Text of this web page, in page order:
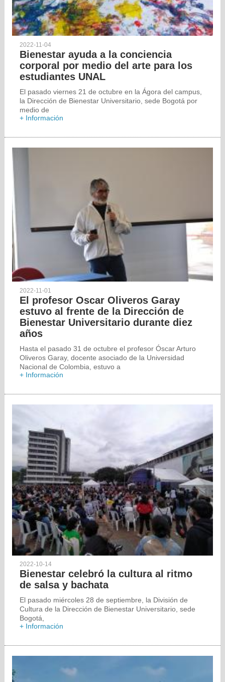
2022-11-04
Bienestar ayuda a la conciencia
corporal por medio del arte para los
estudiantes UNAL
El pasado viernes 21 de octubre en la Ágora del campus,
la Dirección de Bienestar Universitario, sede Bogotá por
medio de
+ Información
2022-11-01
El profesor Oscar Oliveros Garay
estuvo al frente de la Dirección de
Bienestar Universitario durante diez
años
Hasta el pasado 31 de octubre el profesor Óscar Arturo
Oliveros Garay, docente asociado de la Universidad
Nacional de Colombia, estuvo a
+ Información
2022-10-14
Bienestar celebró la cultura al ritmo
de salsa y bachata
El pasado miércoles 28 de septiembre, la División de
Cultura de la Dirección de Bienestar Universitario, sede
Bogotá,
+ Información